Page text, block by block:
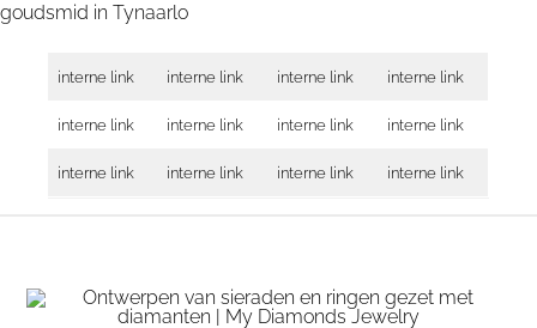
goudsmid in Tynaarlo
interne link interne link interne link interne link
interne link interne link interne link interne link
interne link interne link interne link interne link